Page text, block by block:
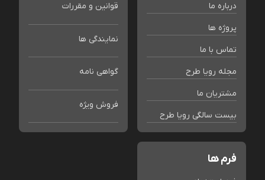
درباره ما
پروژه ها
تماس با ما
مجله رویا طرح
مشتریان ما
بیست سالگی رویا طرح
قوانین و مقررات
نمایندگی ها
گواهی نامه
فروش ویژه
فرم ها